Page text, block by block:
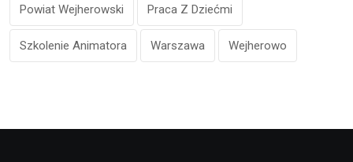
Powiat Wejherowski Praca Z Dziećmi
Szkolenie Animatora Warszawa Wejherowo